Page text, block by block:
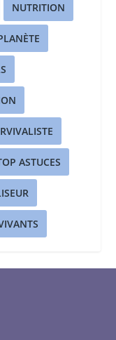
NUTRITION
ASTUCES